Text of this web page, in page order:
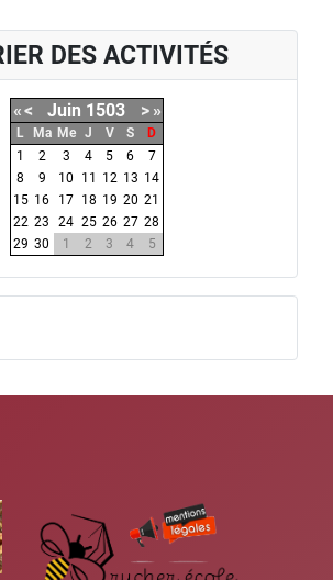
DES ACTIVITÉS
«< Juin 1503 > »
L Ma Me J V S
D
1
2 3 4 5 6
7
8
9 10 11 12 13 14
15 16 17 18 19 20 21
22 23 24 25 26 27 28
29 30 1 2 3 4 5